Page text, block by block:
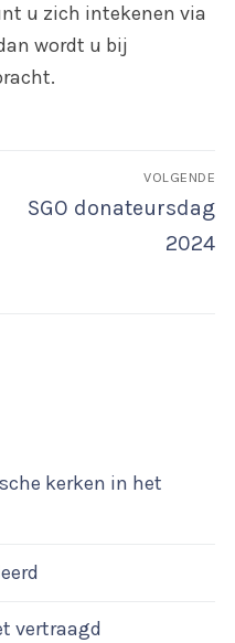
u zich intekenen via
wordt u bij
VOLGENDE
Volgend
SGO donateursdag
2024
kerken in het
vertraagd